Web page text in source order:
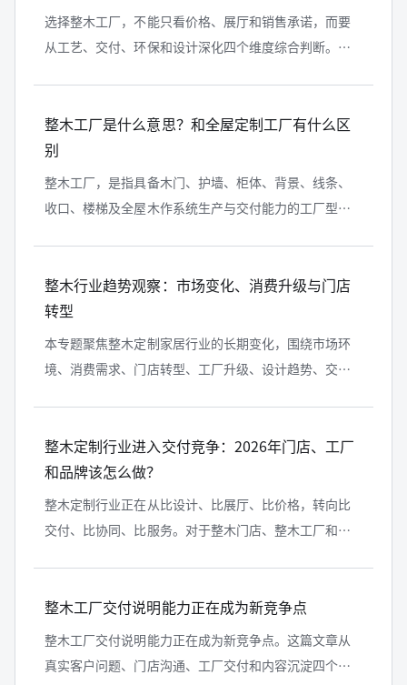
选择整木工厂，不能只看价格、展厅和销售承诺，而要
从工艺、交付、环保和设计深化四个维度综合判断。靠
整木工厂是什么意思？和全屋定制工厂有什么区
别
整木工厂，是指具备木门、护墙、柜体、背景、线条、
收口、楼梯及全屋木作系统生产与交付能力的工厂型企
整木行业趋势观察：市场变化、消费升级与门店
转型
本专题聚焦整木定制家居行业的长期变化，围绕市场环
境、消费需求、门店转型、工厂升级、设计趋势、交付
整木定制行业进入交付竞争：2026年门店、工厂
和品牌该怎么做？
整木定制行业正在从比设计、比展厅、比价格，转向比
交付、比协同、比服务。对于整木门店、整木工厂和高
整木工厂交付说明能力正在成为新竞争点
整木工厂交付说明能力正在成为新竞争点。这篇文章从
真实客户问题、门店沟通、工厂交付和内容沉淀四个角